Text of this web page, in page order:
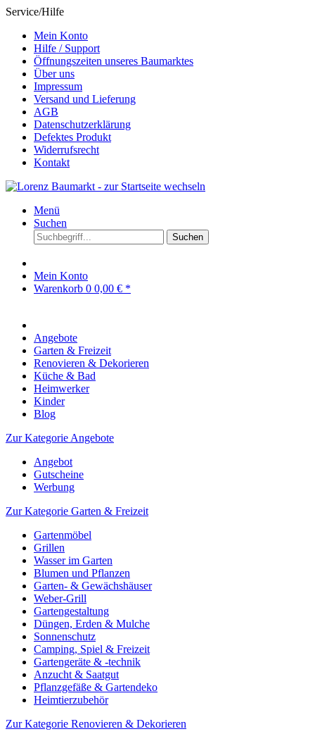
Service/Hilfe
Mein Konto
Hilfe / Support
Öffnungszeiten unseres Baumarktes
Über uns
Impressum
Versand und Lieferung
AGB
Datenschutzerklärung
Defektes Produkt
Widerrufsrecht
Kontakt
Menü
Suchen
Suchen
Mein Konto
Warenkorb 0 0,00 € *
Angebote
Garten & Freizeit
Renovieren & Dekorieren
Küche & Bad
Heimwerker
Kinder
Blog
Zur Kategorie Angebote
Angebot
Gutscheine
Werbung
Zur Kategorie Garten & Freizeit
Gartenmöbel
Grillen
Wasser im Garten
Blumen und Pflanzen
Garten- & Gewächshäuser
Weber-Grill
Gartengestaltung
Düngen, Erden & Mulche
Sonnenschutz
Camping, Spiel & Freizeit
Gartengeräte & -technik
Anzucht & Saatgut
Pflanzgefäße & Gartendeko
Heimtierzubehör
Zur Kategorie Renovieren & Dekorieren